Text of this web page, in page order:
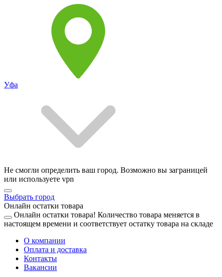
Уфа
Не смогли определить ваш город. Возможно вы заграницей
или используете vpn
Выбрать город
Онлайн остатки товара
Онлайн остатки товара! Количество товара меняется в
настоящем времени и соответствует остатку товара на складе
О компании
Оплата и доставка
Контакты
Вакансии